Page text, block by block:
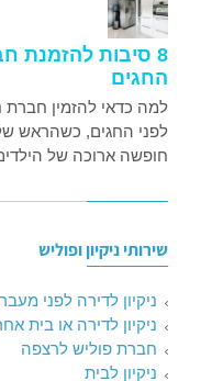
8 סיבות להזמנת
החגים
למה כדאי להזמין חברת
לפני החגים, כשהראש
חופשה ארוכה של
שירותי ניקיון ופוליש
ניקיון לדירה לפני
ניקיון לדירה או בית
חברת פוליש לרצפה
ניקיון לבית